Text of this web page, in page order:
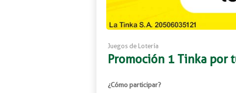
Juegos de Lotería
Promoción 1 Tinka por
¿Cómo participar?